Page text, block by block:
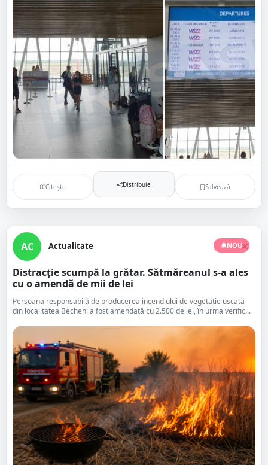
Citește Distribuie Salvează
NOU
AC Actualitate
Distracție scumpă la grătar. Sătmăreanul s-a ales
cu o amendă de mii de lei
Persoana responsabilă de producerea incendiului de vegetație uscată
din localitatea Becheni a fost amendată cu 2.500 de lei, în urma verific...